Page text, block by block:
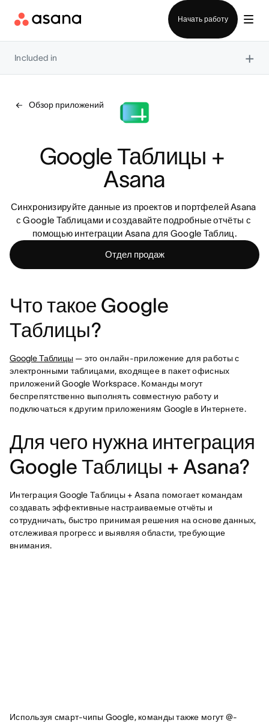
Начать работу
Included in ×
Обзор приложений
Google Таблицы +
Asana
Синхронизируйте данные из проектов и портфелей Asana
с Google Таблицами и создавайте подробные отчёты с
помощью интеграции Asana для Google Таблиц.
Отдел продаж
Что такое Google
Таблицы?
Google Таблицы — это онлайн-приложение для работы с
электронными таблицами, входящее в пакет офисных
приложений Google Workspace. Команды могут
беспрепятственно выполнять совместную работу и
подключаться к другим приложениям Google в Интернете.
Для чего нужна интеграция
Google Таблицы + Asana?
Интеграция Google Таблицы + Asana помогает командам
создавать эффективные настраиваемые отчёты и
сотрудничать, быстро принимая решения на основе данных,
отслеживая прогресс и выявляя области, требующие
внимания.
Используя смарт-чипы Google, команды также могут @-